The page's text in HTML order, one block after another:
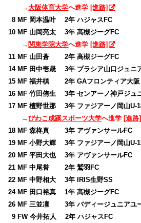
→大阪体育大学へ進学 [進路]
08 MF 岡本温叶 2年 ハジャスFC
10 MF 山岡亮太 3年 高槻ジーグFC
→ 関東学院大学へ進学 [進路]
11 MF 山田蒼 2年 高槻ジーグFC
14 MF 田中壱晟 3年 プラシア山口ジュニ
15 MF 福井槙 2年 GAフロンティア大阪
16 MF 竹田侑生 3年 センアーノ神戸ジュ
17 MF 檀野世那 3年 ファジアーノ岡山U-
→びわこ成蹊スポーツ大学へ進学 [進路]
18 MF 森柊真 3年 アヴァンサールFC
19 MF 小野大輝 3年 ファジアーノ岡山U-
20 MF 平田大也 3年 アヴァンサールFC
21 MF 中尾誉 2年 鷲羽FC
22 MF 中野相大 3年 IRIS生野SS
24 MF 田口裕真 1年 高槻ジーグFC
26 MF 三並凜 3年 バディージュニアユ
09 FW 今井拓人 2年 ハジャスFC